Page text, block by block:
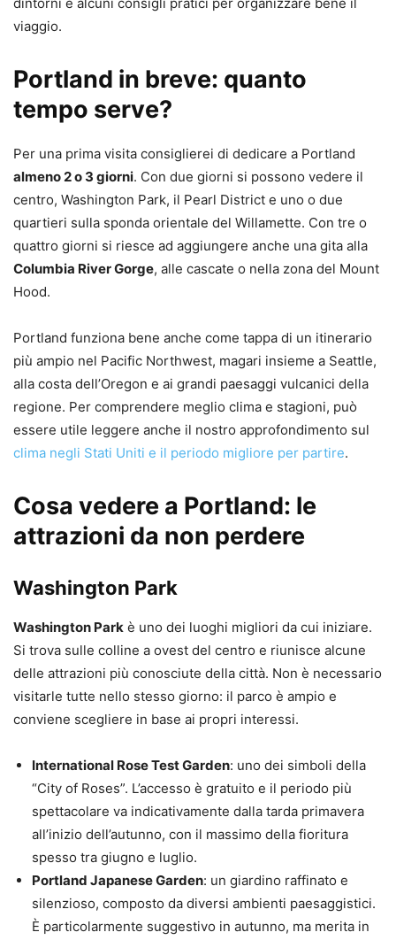
viaggio.
Portland in breve: quanto
tempo serve?
Per una prima visita consiglierei di dedicare a Portland
almeno 2 o 3 giorni. Con due giorni si possono vedere il
centro, Washington Park, il Pearl District e uno o due
quartieri sulla sponda orientale del Willamette. Con tre o
quattro giorni si riesce ad aggiungere anche una gita alla
Columbia River Gorge, alle cascate o nella zona del Mount
Hood.
Portland funziona bene anche come tappa di un itinerario
più ampio nel Pacific Northwest, magari insieme a Seattle,
alla costa dell’Oregon e ai grandi paesaggi vulcanici della
regione. Per comprendere meglio clima e stagioni, può
essere utile leggere anche il nostro approfondimento sul
clima negli Stati Uniti e il periodo migliore per partire.
Cosa vedere a Portland: le
attrazioni da non perdere
Washington Park
Washington Park è uno dei luoghi migliori da cui iniziare.
Si trova sulle colline a ovest del centro e riunisce alcune
delle attrazioni più conosciute della città. Non è necessario
visitarle tutte nello stesso giorno: il parco è ampio e
conviene scegliere in base ai propri interessi.
International Rose Test Garden: uno dei simboli della
“City of Roses”. L’accesso è gratuito e il periodo più
spettacolare va indicativamente dalla tarda primavera
all’inizio dell’autunno, con il massimo della fioritura
spesso tra giugno e luglio.
Portland Japanese Garden: un giardino raffinato e
silenzioso, composto da diversi ambienti paesaggistici.
È particolarmente suggestivo in autunno, ma merita in